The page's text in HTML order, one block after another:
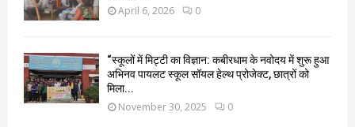
April 6, 2026 0
“स्कूलों में मिट्टी का विज्ञान: कबीरधाम के नवोदय में शुरू हुआ
अभिनव पायलट स्कूल सॉयल हेल्थ प्रोजेक्ट, छात्रों को
मिला...
November 30, 2025 0